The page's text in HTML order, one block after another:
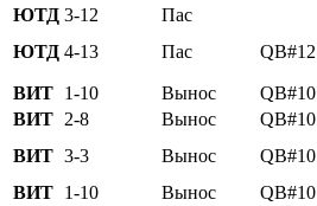
ЮТД 3-12 Пас
ЮТД 4-13 Пас QB#12
ВИТ 1-10 Вынос QB#10
ВИТ 2-8 Вынос QB#10
ВИТ 3-3 Вынос QB#10
ВИТ 1-10 Вынос QB#10